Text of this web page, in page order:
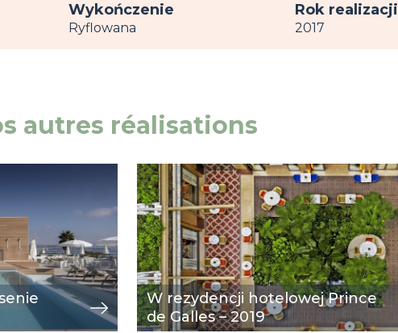
Wykończenie
Ryflowana
Rok realizacji
2017
autres réalisations
W rezydencji hotelowej Prince
de Galles – 2019
Image
przeglądaj